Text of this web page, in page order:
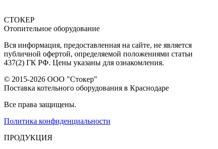
СТОКЕР
Отопительное оборудование
Вся информация, предоставленная на сайте, не является
публичной офертой, определяемой положениями статьи
437(2) ГК РФ. Цены указаны для ознакомления.
© 2015-2026 ООО "Стокер"
Поставка котельного оборудования в Краснодаре
Все права защищены.
Политика конфиденциальности
ПРОДУКЦИЯ